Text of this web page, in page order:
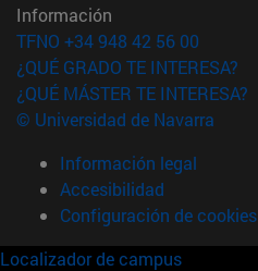
Información
TFNO +34 948 42 56 00
¿QUÉ GRADO TE INTERESA?
¿QUÉ MÁSTER TE INTERESA?
© Universidad de Navarra
Información legal
Accesibilidad
Configuración de cookies
Localizador de campus